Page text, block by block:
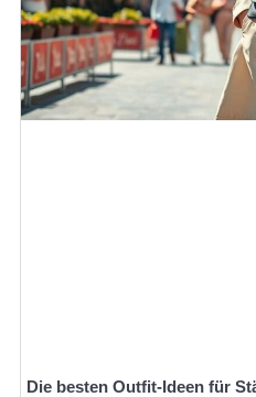
Die besten Outfit-Ideen für